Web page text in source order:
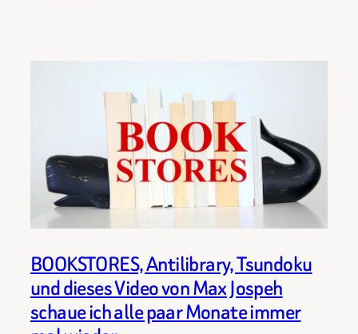
BOOKSTORES, Antilibrary, Tsundoku
und dieses Video von Max Jospeh
schaue ich alle paar Monate immer